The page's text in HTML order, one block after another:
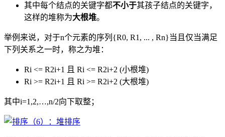
其中每个结点的关键字都不小于其孩子结点的关键字，
这样的堆称为大根堆。
举例来说，对于n个元素的序列{R0, R1, ... , Rn}当且仅当满足
下列关系之一时，称之为堆：
Ri <= R2i+1 且 Ri <= R2i+2 (小根堆)
Ri >= R2i+1 且 Ri >= R2i+2 (大根堆)
其中i=1,2,…,n/2向下取整；